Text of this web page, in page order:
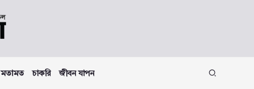
মতামত চাকরি জীবন যাপন